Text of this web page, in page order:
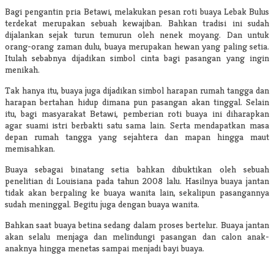
Bagi pengantin pria Betawi, melakukan pesan roti buaya Lebak Bulus
terdekat merupakan sebuah kewajiban. Bahkan tradisi ini sudah
dijalankan sejak turun temurun oleh nenek moyang. Dan untuk
orang-orang zaman dulu, buaya merupakan hewan yang paling setia.
Itulah sebabnya dijadikan simbol cinta bagi pasangan yang ingin
menikah.
Tak hanya itu, buaya juga dijadikan simbol harapan rumah tangga dan
harapan bertahan hidup dimana pun pasangan akan tinggal. Selain
itu, bagi masyarakat Betawi, pemberian roti buaya ini diharapkan
agar suami istri berbakti satu sama lain. Serta mendapatkan masa
depan rumah tangga yang sejahtera dan mapan hingga maut
memisahkan.
Buaya sebagai binatang setia bahkan dibuktikan oleh sebuah
penelitian di Louisiana pada tahun 2008 lalu. Hasilnya buaya jantan
tidak akan berpaling ke buaya wanita lain, sekalipun pasangannya
sudah meninggal. Begitu juga dengan buaya wanita.
Bahkan saat buaya betina sedang dalam proses bertelur. Buaya jantan
akan selalu menjaga dan melindungi pasangan dan calon anak-
anaknya hingga menetas sampai menjadi bayi buaya.